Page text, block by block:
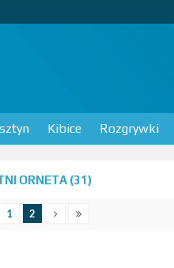
Kibice Rozgrywki
ORNETA (31)
1 2